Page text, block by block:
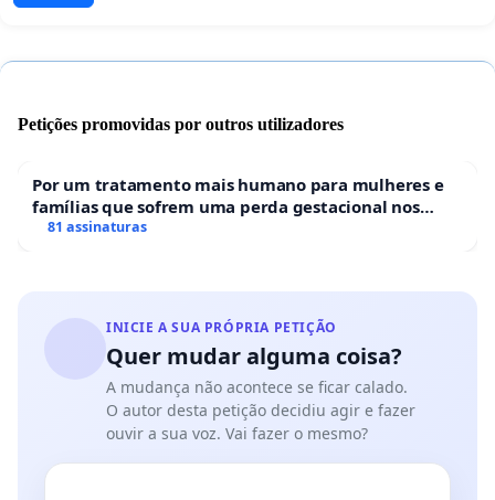
Petições promovidas por outros utilizadores
Por um tratamento mais humano para mulheres e
famílias que sofrem uma perda gestacional nos
hospitais portugueses
81 assinaturas
INICIE A SUA PRÓPRIA PETIÇÃO
Quer mudar alguma coisa?
A mudança não acontece se ficar calado.
O autor desta petição decidiu agir e fazer
ouvir a sua voz. Vai fazer o mesmo?